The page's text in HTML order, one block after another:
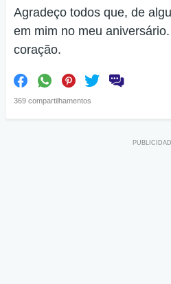
Agradeço todos que, de
em mim no meu
coração.
369 compartilhamentos